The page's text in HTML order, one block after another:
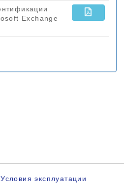
Условия эксплуатации